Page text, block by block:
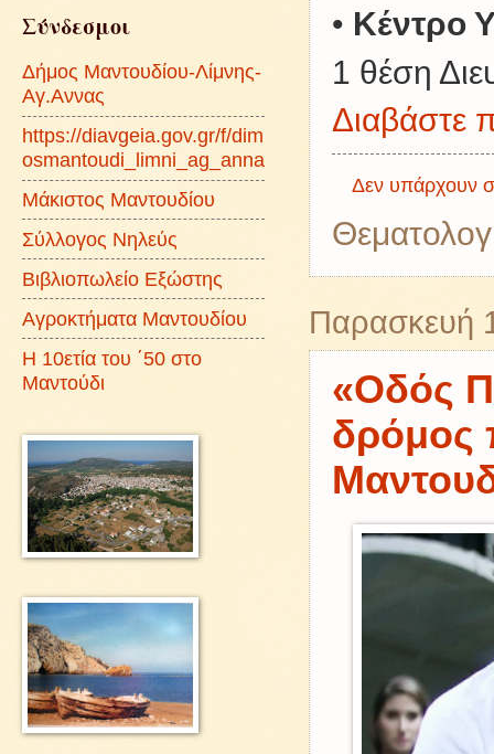
• Κέντρο
1 θέση
Διαβάστε
Δεν υπάρχουν
Παρασκευή
«Οδός
δρόμος
Σύνδεσμοι
Δήμος Μαντουδίου-Λίμνης-
Αγ.Αννας
https://diavgeia.gov.gr/f/dim
osmantoudi_limni_ag_anna
Μάκιστος Μαντουδίου
Σύλλογος Νηλεύς
Βιβλιοπωλείο Εξώστης
Αγροκτήματα Μαντουδίου
Η 10ετία του ΄50 στο
Μαντούδι